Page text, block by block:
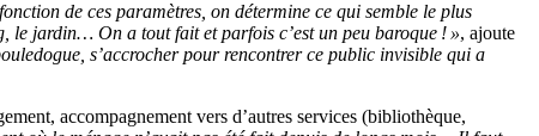
de ces paramètres, on détermine ce qui semble le plus
le jardin… On a tout fait et parfois c’est un peu baroque ! », ajoute
s’accrocher pour rencontrer ce public invisible qui a
accompagnement vers d’autres services (bibliothèque,